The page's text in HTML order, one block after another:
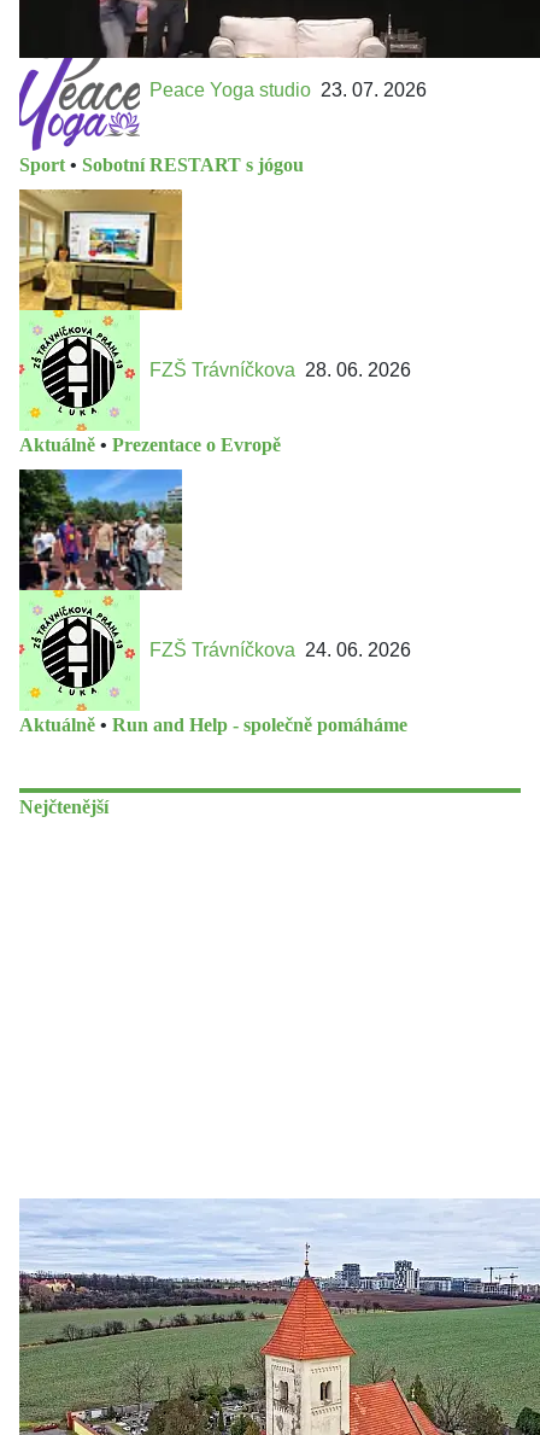
Peace Yoga studio 23. 07. 2026
Sport • Sobotní RESTART s jógou
FZŠ Trávníčkova 28. 06. 2026
Aktuálně • Prezentace o Evropě
FZŠ Trávníčkova 24. 06. 2026
Aktuálně • Run and Help - společně pomáháme
Nejčtenější
Zastanem se 03. 08. 2026
Politika • Volební seriál #02: Nová výstavba v jihozápadním
městě
Jakými nástroji navrhujete vstupovat z pozice ÚMČ Praha
13 do procesů developerské výstavby např. v lokalitě